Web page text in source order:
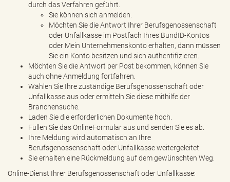
durch das Verfahren geführt.
Sie können sich anmelden.
Möchten Sie die Antwort Ihrer Berufsgenossenschaft
oder Unfallkasse im Postfach Ihres BundID-Kontos
oder Mein Unternehmenskonto erhalten, dann müssen
Sie ein Konto besitzen und sich authentifizieren.
Möchten Sie die Antwort per Post bekommen, können Sie
auch ohne Anmeldung fortfahren.
Wählen Sie Ihre zuständige Berufsgenossenschaft oder
Unfallkasse aus oder ermitteln Sie diese mithilfe der
Branchensuche.
Laden Sie die erforderlichen Dokumente hoch.
Füllen Sie das OnlineFormular aus und senden Sie es ab.
Ihre Meldung wird automatisch an Ihre
Berufsgenossenschaft oder Unfallkasse weitergeleitet.
Sie erhalten eine Rückmeldung auf dem gewünschten Weg.
Online-Dienst Ihrer Berufsgenossenschaft oder Unfallkasse: